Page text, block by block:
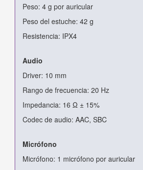
Peso: 4 g por auricular
Peso del estuche: 42 g
Resistencia: IPX4
Audio
Driver: 10 mm
Rango de frecuencia: 20 Hz
Impedancia: 16 Ω ± 15%
Codec de audio: AAC, SBC
Micrófono
Micrófono: 1 micrófono por auricular